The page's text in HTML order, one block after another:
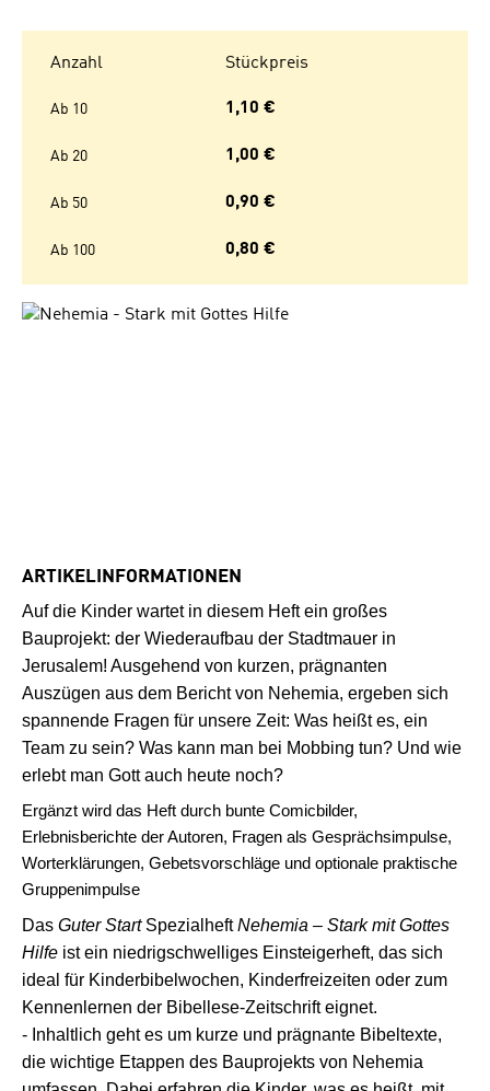
Anzahl Stückpreis
Ab 10 1,10 €
Ab 20 1,00 €
Ab 50 0,90 €
Ab 100 0,80 €
Bildergalerie überspringen
ARTIKELINFORMATIONEN
Auf die Kinder wartet in diesem Heft ein großes
Bauprojekt: der Wiederaufbau der Stadtmauer in
Jerusalem! Ausgehend von kurzen, prägnanten
Auszügen aus dem Bericht von Nehemia, ergeben sich
spannende Fragen für unsere Zeit: Was heißt es, ein
Team zu sein? Was kann man bei Mobbing tun? Und wie
erlebt man Gott auch heute noch?
Ergänzt wird das Heft durch bunte Comicbilder,
Erlebnisberichte der Autoren, Fragen als Gesprächsimpulse,
Worterklärungen, Gebetsvorschläge und optionale praktische
Gruppenimpulse
Das Guter StartSpezialheftNehemia – Stark mit Gottes
Hilfe ist ein niedrigschwelliges Einsteigerheft, das sich
ideal für Kinderbibelwochen, Kinderfreizeiten oder zum
Kennenlernen der Bibellese-Zeitschrift eignet.
- Inhaltlich geht es um kurze und prägnante Bibeltexte,
die wichtige Etappen des Bauprojekts von Nehemia